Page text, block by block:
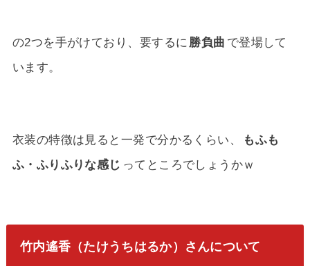
の2つを手がけており、要するに 勝負曲 で登場して
います。
衣装の特徴は見ると一発で分かるくらい、
もふも
ふ・ふりふりな感じ ってところでしょうかｗ
竹内遙香（たけうちはるか）さんについて